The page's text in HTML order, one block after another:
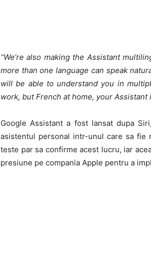
“We’re also making the Assistant
more than one language can speak
will be able to understand you in
work, but French at home, your
Google Assistant a fost lansat dupa
asistentul personal intr-unul care sa fie
teste par sa confirme acest lucru, iar
presiune pe compania Apple pentru a